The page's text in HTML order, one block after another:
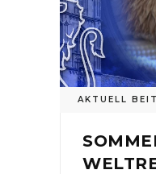
AKTUELL